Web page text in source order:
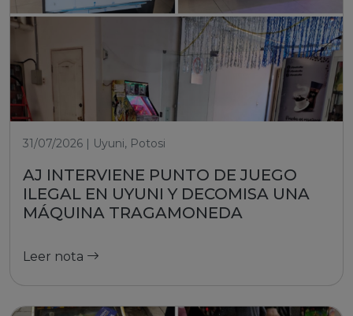
31/07/2026 | Uyuni, Potosi
AJ INTERVIENE PUNTO DE JUEGO
ILEGAL EN UYUNI Y DECOMISA UNA
MÁQUINA TRAGAMONEDA
Leer nota